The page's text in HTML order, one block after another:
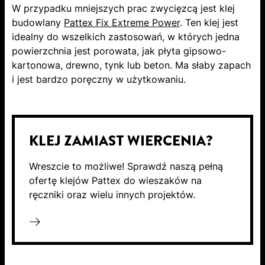
W przypadku mniejszych prac zwycięzcą jest klej
budowlany Pattex Fix Extreme Power. Ten klej jest
idealny do wszelkich zastosowań, w których jedna
powierzchnia jest porowata, jak płyta gipsowo-
kartonowa, drewno, tynk lub beton. Ma słaby zapach
i jest bardzo poręczny w użytkowaniu.
KLEJ ZAMIAST WIERCENIA?
Wreszcie to możliwe! Sprawdź naszą pełną
ofertę klejów Pattex do wieszaków na
ręczniki oraz wielu innych projektów.